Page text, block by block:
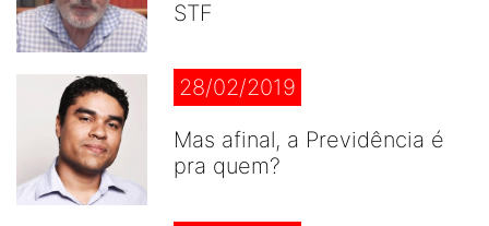
STF
28/02/2019
Mas afinal, a Previdência é
pra quem?